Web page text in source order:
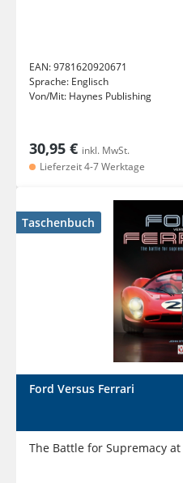
EAN:9781620920671
Sprache: Englisch
Von/Mit: Haynes Publishing
30,95 € inkl. MwSt.
Lieferzeit 4-7 Werktage
Taschenbuch
Ford Versus Ferrari
The Battle for Supremacy